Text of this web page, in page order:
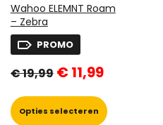
Wahoo ELEMNT Roam
– Zebra
PROMO
€19,99 prijs
€ 19,99.
€11,99prijs
€ 11,99.
Opties selecteren
product